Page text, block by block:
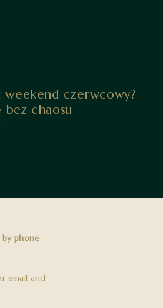
weekend czerwcowy?
chaosu
by phone
email and